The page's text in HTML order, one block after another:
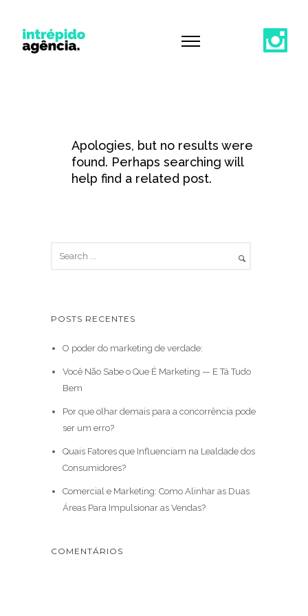
Apologies, but no results were
found. Perhaps searching will
help find a related post.
POSTS RECENTES
O poder do marketing de verdade:
Você Não Sabe o Que É Marketing — E Tá Tudo
Bem
Por que olhar demais para a concorrência pode
ser um erro?
Quais Fatores que Influenciam na Lealdade dos
Consumidores?
Comercial e Marketing: Como Alinhar as Duas
Áreas Para Impulsionar as Vendas?
COMENTÁRIOS